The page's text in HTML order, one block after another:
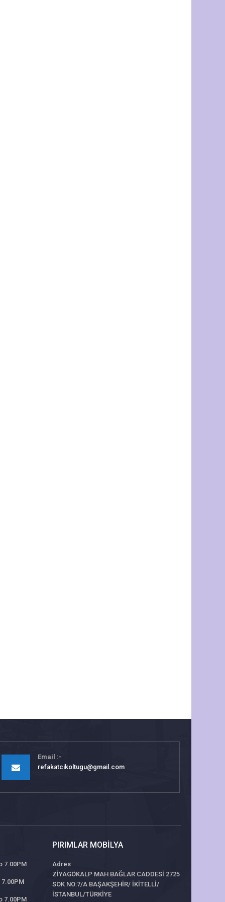
Email
refakatcikoltugu@gmail.com
7.00PM
7.00PM
PIRIMLAR MOBILYA
Adres
ZİYAGÖKALP MAH BAĞLAR CADDESİ 2725
SOK NO:7/A BAŞAKŞEHİR/ İKİTELLİ/
İSTANBUL/TÜRKİYE